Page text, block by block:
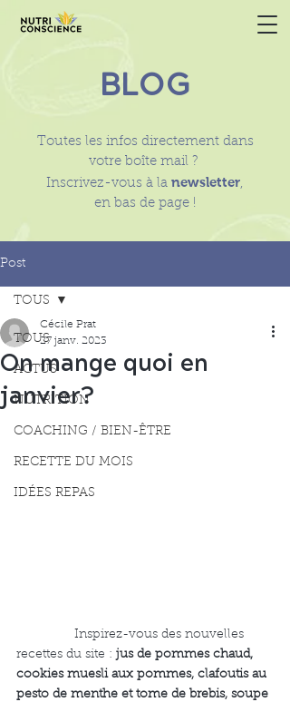
BLOG
Toutes les infos directement dans
votre boîte mail ?
Inscrivez-vous à la newsletter,
en bas de page !
Post
TOUS
ACTUS
NUTRITION
COACHING / BIEN-ÊTRE
RECETTE DU MOIS
IDÉES REPAS
TOUS
On mange quoi en
janvier?
Cécile Prat
27 janv. 2023
recettes du site : jus de pommes chaud,
cookies muesli aux pommes, clafoutis au
pesto de menthe et tome de brebis, soupe